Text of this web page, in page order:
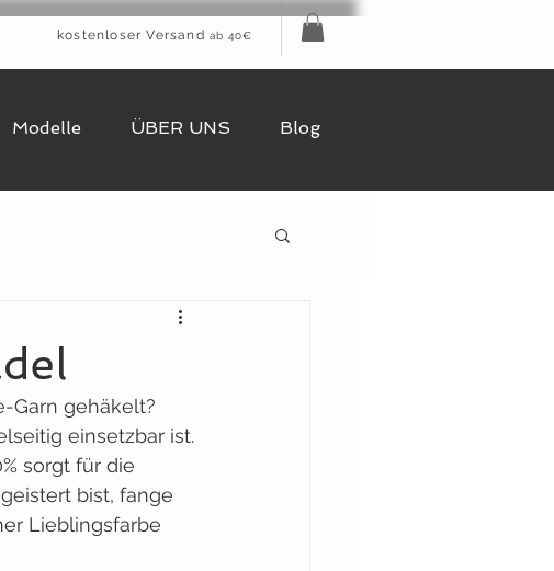
kostenloser Versand ab 40€
Modelle ÜBER UNS Blog
Garn gehäkelt?
einsetzbar ist.
sorgt für die
bist, fange
Lieblingsfarbe